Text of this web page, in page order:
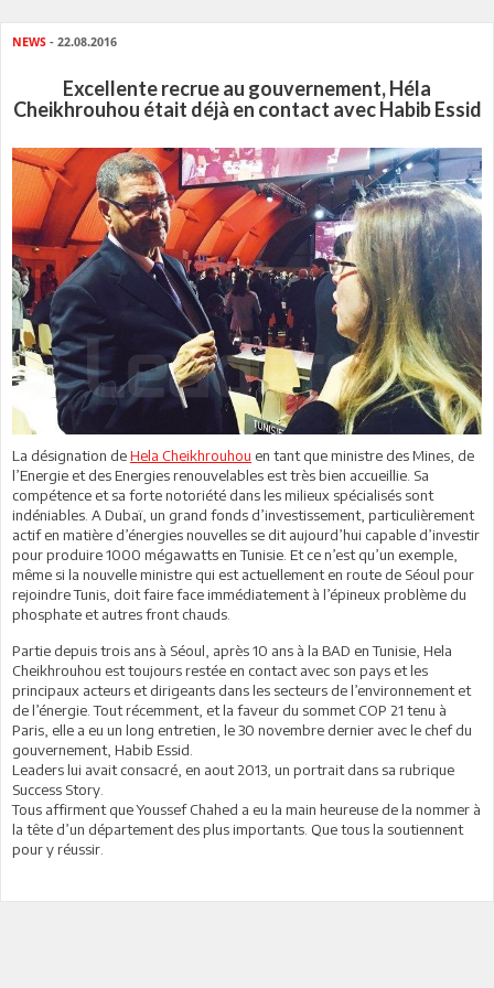
NEWS - 22.08.2016
Excellente recrue au gouvernement, Héla
Cheikhrouhou était déjà en contact avec Habib Essid
La désignation deHela Cheikhrouhou en tant que ministre des Mines, de
l’Energie et des Energies renouvelables est très bien accueillie. Sa
compétence et sa forte notoriété dans les milieux spécialisés sont
indéniables. A Dubaï, un grand fonds d’investissement, particulièrement
actif en matière d’énergies nouvelles se dit aujourd’hui capable d’investir
pour produire 1000 mégawatts en Tunisie. Et ce n’est qu’un exemple,
même si la nouvelle ministre qui est actuellement en route de Séoul pour
rejoindre Tunis, doit faire face immédiatement à l’épineux problème du
phosphate et autres front chauds.
Partie depuis trois ans à Séoul, après 10 ans à la BAD en Tunisie, Hela
Cheikhrouhou est toujours restée en contact avec son pays et les
principaux acteurs et dirigeants dans les secteurs de l’environnement et
de l’énergie. Tout récemment, et la faveur du sommet COP 21 tenu à
Paris, elle a eu un long entretien, le 30 novembre dernier avec le chef du
gouvernement, Habib Essid.
Leaders lui avait consacré, en aout 2013, un portrait dans sa rubrique
Success Story.
Tous affirment que Youssef Chahed a eu la main heureuse de la nommer à
la tête d’un département des plus importants. Que tous la soutiennent
pour y réussir.